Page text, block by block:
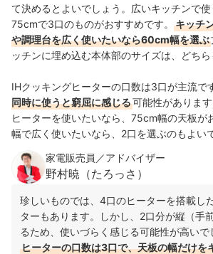
て決めるとよいでしょう。 広いキッチンで
75cmで3口のものがおすすめです。
キッチ
や調理台を広く使いたいなら60cm幅を選ぶ
ッチンに埋め込む本体部のサイズは、どちら
IHクッキングヒーターの口数は3口が主流で
同時に使うと窮屈に感じる可能性がありま
ヒーターを使いたいなら、75cm幅の天板が
幅で広く使いたいなら、2口を選ぶのもよい
家電販売員／アドバイザー
野村暁（たろっさ）
珍しいものでは、4口のヒーターを搭載し
ターもあります。しかし、2口分が縦（手
るため、使いづらく感じる可能性が高いで
ヒーターの口数は3口で、天板の幅だけを